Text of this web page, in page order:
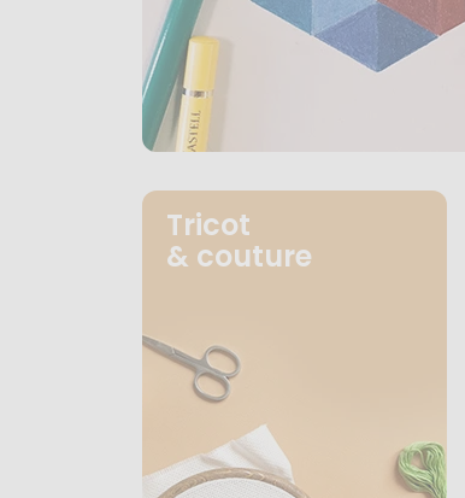
Tricot
& couture